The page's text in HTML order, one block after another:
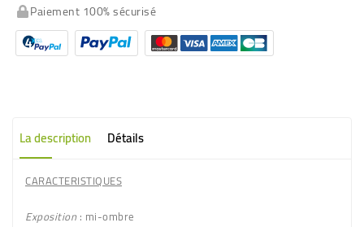
Paiement 100% sécurisé
La description Détails
CARACTERISTIQUES
Exposition: mi-ombre